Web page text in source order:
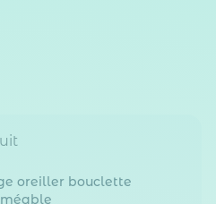
oreiller bouclette